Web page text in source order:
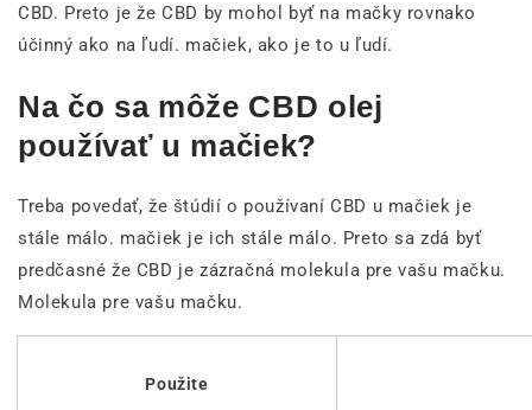
CBD. Preto je že CBD by mohol byť na mačky rovnako
účinný ako na ľudí. mačiek, ako je to u ľudí.
Na čo sa môže CBD olej
používať u mačiek?
Treba povedať, že štúdií o používaní CBD u mačiek je
stále málo. mačiek je ich stále málo. Preto sa zdá byť
predčasné že CBD je zázračná molekula pre vašu mačku.
Molekula pre vašu mačku.
Použite